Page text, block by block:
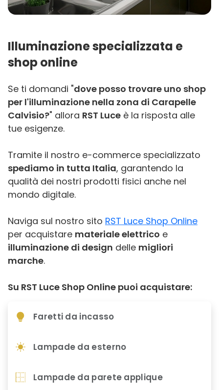
Illuminazione specializzata e
shop online
Se ti domandi "dove posso trovare uno shop
per l'illuminazione nella zona di Carapelle
Calvisio?" allora RST Luce è la risposta alle
tue esigenze.
Tramite il nostro e-commerce specializzato
spediamo in tutta Italia, garantendo la
qualità dei nostri prodotti fisici anche nel
mondo digitale.
Naviga sul nostro sito RST Luce Shop Online
per acquistare materiale elettrico e
illuminazione di design delle migliori
marche.
Su RST Luce Shop Online puoi acquistare:
Faretti da incasso
Lampade da esterno
Lampade da parete applique